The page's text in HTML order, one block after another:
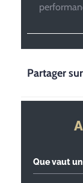
Partager sur
Que vaut